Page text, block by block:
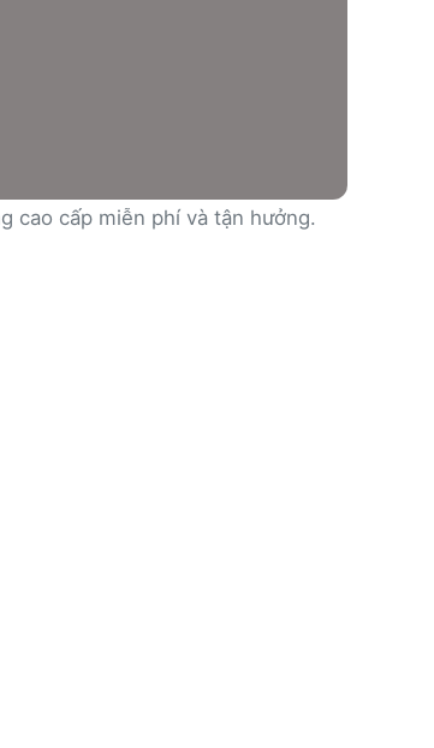
cao cấp miễn phí và tận hưởng.